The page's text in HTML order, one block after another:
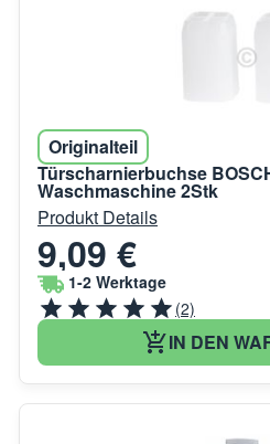
Originalteil
Türscharnierbuchse
Waschmaschine 2Stk
Produkt Details
9,09 €
1-2 Werktage
(2)
IN DEN